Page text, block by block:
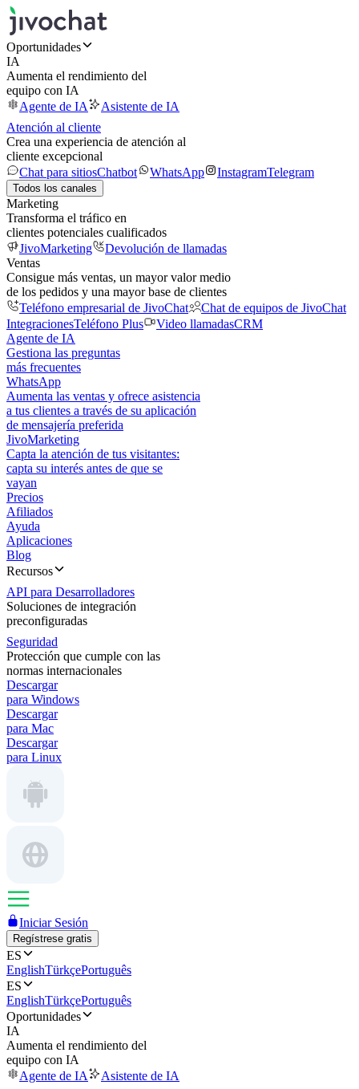
Oportunidades
IA
Aumenta el rendimiento del
equipo con IA
Agente de IA
Asistente de IA
Atención al cliente
Crea una experiencia de atención al
cliente excepcional
Chat para sitiosChatbot WhatsApp InstagramTelegram
Todos los canales
Marketing
Transforma el tráfico en
clientes potenciales cualificados
JivoMarketing
Devolución de llamadas
Ventas
Consigue más ventas, un mayor valor medio
de los pedidos y una mayor base de clientes
Teléfono empresarial de JivoChat
Chat de equipos de JivoChat
IntegracionesTeléfono Plus Video llamadasCRM
Agente de IA
Gestiona las preguntas
más frecuentes
WhatsApp
Aumenta las ventas y ofrece asistencia
a tus clientes a través de su aplicación
de mensajería preferida
JivoMarketing
Capta la atención de tus visitantes:
capta su interés antes de que se
vayan
Precios
Afiliados
Ayuda
Aplicaciones
Blog
Recursos
API para Desarrolladores
Soluciones de integración
preconfiguradas
Seguridad
Protección que cumple con las
normas internacionales
Descargar
para Windows
Descargar
para Mac
Descargar
para Linux
Iniciar Sesión
Regístrese gratis
ES
EnglishTürkçePortuguês
ES
EnglishTürkçePortuguês
Oportunidades
IA
Aumenta el rendimiento del
equipo con IA
Agente de IA
Asistente de IA